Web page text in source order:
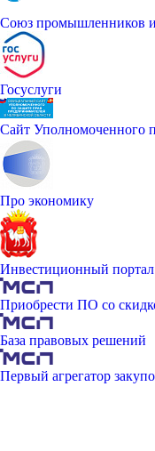
Союз промышленников
Госуслуги
Сайт Уполномоченного
Про экономику
Инвестиционный портал
Приобрести ПО со
База правовых решений
Первый агрегатор